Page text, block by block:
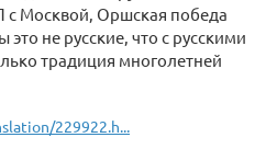
Москвой, Оршская победа
не русские, что с русскими
традиция многолетней
229922.h...